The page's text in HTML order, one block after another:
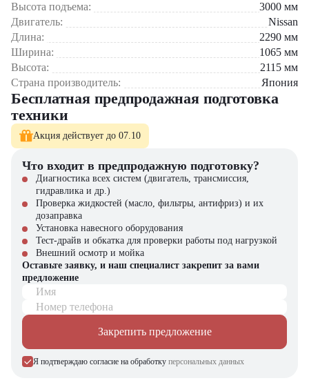
Прочная рама
при интенсивной
Где применяется вилочный погрузчик Nissan
FL01A18U?
Промышленные предприятия
Автосервисы и логистические компании
Строительные и торговые площадки
Мебельные и бытовые производства
Почему стоит выбрать Nissan FL01A18U?
Высокая надежность и качество сборки
Простота в обслуживании и доступные запчасти
Универсальность применения в разных сферах
Оптимальное соотношение цены и характеристик
Поддержка и репутация бренда Nissan
Купить бензиновый вилочный погрузчик Nissan FL01A18U в
компании "ЦТО"
Компания "ЦТО" – официальный дилер техники Nissan,
предлагающий новые модели складского оборудования с гарантией.
У нас вы найдете: широкий выбор спецтехники, вилочных
погрузчиков, малой складской техники, навесного оборудования,
запчасти для долгосрочной эксплуатации, профессиональные
консультации по выбору техники.
Высота подъема:
3000 мм
Двигатель:
Nissan
Длина:
2290 мм
Ширина:
1065 мм
Высота:
2115 мм
Страна производитель:
Япония
Бесплатная предпродажная подготовка
техники
Акция действует до 07.10
Что входит в предпродажную подготовку?
Диагностика всех систем (двигатель, трансмиссия,
гидравлика и др.)
Проверка жидкостей (масло, фильтры, антифриз) и их
дозаправка
Установка навесного оборудования
Тест-драйв и обкатка для проверки работы под нагрузкой
Внешний осмотр и мойка
Оставьте заявку, и наш специалист закрепит за вами
предложение
Имя
Номер телефона
Закрепить предложение
Я подтверждаю согласие на обработку персональных данных